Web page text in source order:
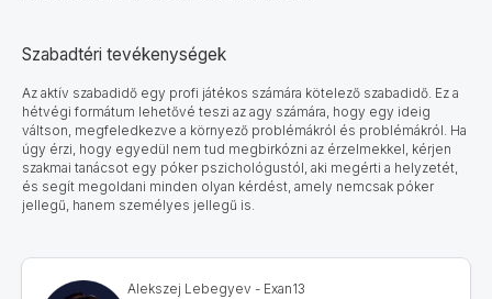
Szabadtéri tevékenységek
Az aktív szabadidő egy profi játékos számára kötelező szabadidő. Ez a
hétvégi formátum lehetővé teszi az agy számára, hogy egy ideig
váltson, megfeledkezve a környező problémákról és problémákról. Ha
úgy érzi, hogy egyedül nem tud megbirkózni az érzelmekkel, kérjen
szakmai tanácsot egy póker pszichológustól, aki megérti a helyzetét,
és segít megoldani minden olyan kérdést, amely nemcsak póker
jellegű, hanem személyes jellegű is.
Alekszej Lebegyev - Exan13